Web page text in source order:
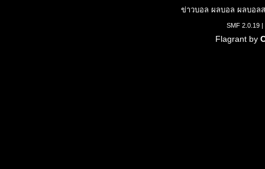
ข่าวบอล ผลบอล ผลบอล
SMF 2.0.19
Flagrant by